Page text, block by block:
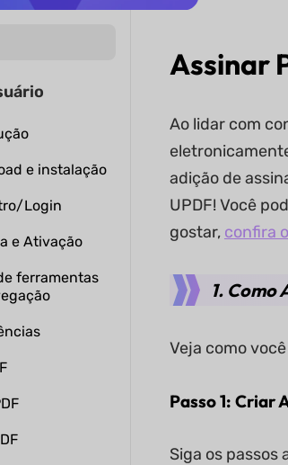
e instalação
Login
e Ativação
ferramentas
Assinar
Ao lidar com
adição de
UPDF! Você
gostar, confira
1. Como
Veja como
Passo 1: Criar
Siga os passos